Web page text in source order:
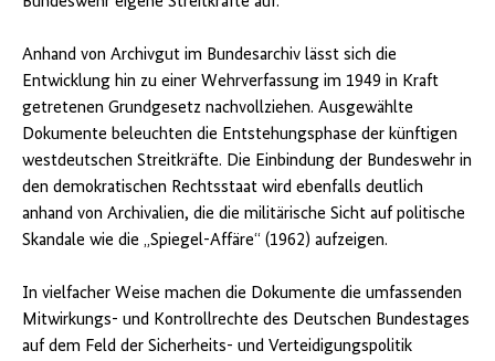
Anhand von Archivgut im Bundesarchiv lässt sich die
Entwicklung hin zu einer Wehrverfassung im 1949 in Kraft
getretenen Grundgesetz nachvollziehen. Ausgewählte
Dokumente beleuchten die Entstehungsphase der künftigen
westdeutschen Streitkräfte. Die Einbindung der Bundeswehr in
den demokratischen Rechtsstaat wird ebenfalls deutlich
anhand von Archivalien, die die militärische Sicht auf politische
Skandale wie die „Spiegel-Affäre“ (1962) aufzeigen.
In vielfacher Weise machen die Dokumente die umfassenden
Mitwirkungs- und Kontrollrechte des Deutschen Bundestages
auf dem Feld der Sicherheits- und Verteidigungspolitik